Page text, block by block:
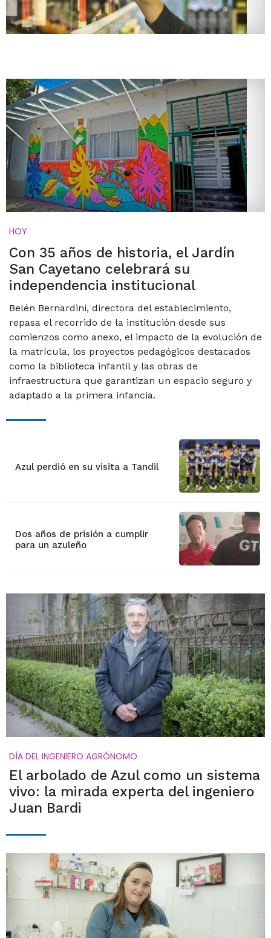
HOY
Con 35 años de historia, el Jardín
San Cayetano celebrará su
independencia institucional
Belén Bernardini, directora del establecimiento,
repasa el recorrido de la institución desde sus
comienzos como anexo, el impacto de la evolución de
la matrícula, los proyectos pedagógicos destacados
como la biblioteca infantil y las obras de
infraestructura que garantizan un espacio seguro y
adaptado a la primera infancia.
Azul perdió en su visita a Tandil
Dos años de prisión a cumplir
para un azuleño
DÍA DEL INGENIERO AGRÓNOMO
El arbolado de Azul como un sistema
vivo: la mirada experta del ingeniero
Juan Bardi